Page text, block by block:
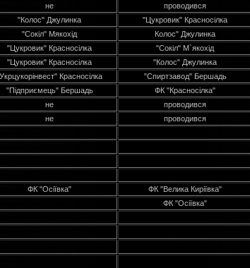
не
проводився
"Колос" Джулинка
"Цукровик" Красносілка
"Сокіл" Мякохід
Колос" Джулинка
"Цукровик" Красносілка
"Сокіл" М`якохід
"Цукровик" Красносілка
"Колос" Джулинка
Красносілка
"Спиртзавод" Бершадь
"Підприємець" Бершадь
ФК "Красносілка"
не
проводився
не
проводився
ФК "Осіївка"
ФК "Велика Киріївка"
ФК "Осіївка"